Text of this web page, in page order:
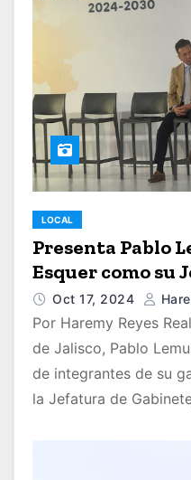
LOCAL
Presenta Pablo
Esquer como su
Oct 17, 2024
Por Haremy Reyes
de Jalisco, Pablo
de integrantes de su
la Jefatura de